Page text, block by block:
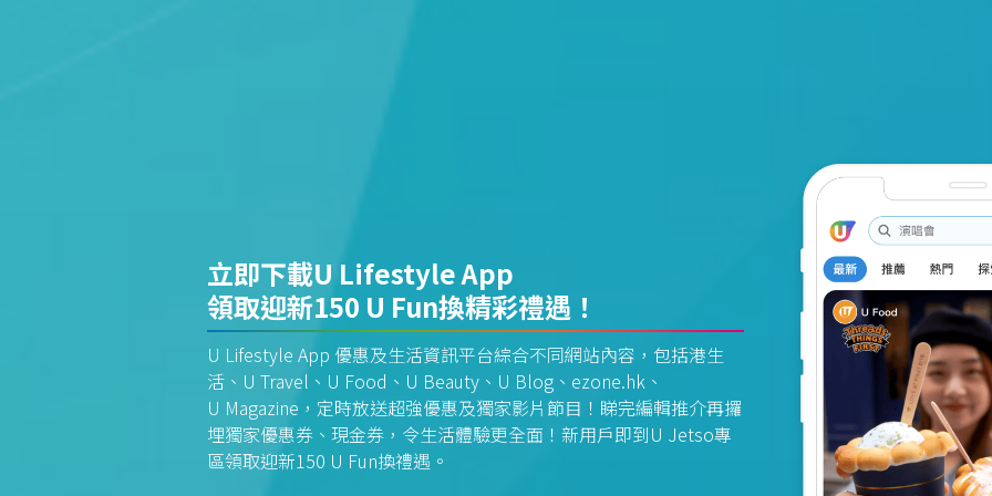
立即下載U Lifestyle App
領取迎新150 U Fun換精彩禮遇！
U Lifestyle App 優惠及生活資訊平台綜合不同網站內容，包括港生
活、U Travel、U Food、U Beauty、U Blog、ezone.hk、
U Magazine，定時放送超強優惠及獨家影片節目！睇完編輯推介再攞
埋獨家優惠券、現金券，令生活體驗更全面！新用戶即到U Jetso專
區領取迎新150 U Fun換禮遇。